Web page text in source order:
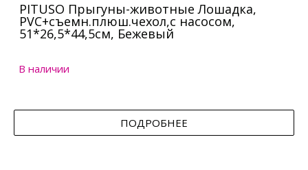
PITUSO Прыгуны-животные Лошадка,
PVC+съемн.плюш.чехол,с насосом,
51*26,5*44,5см, Бежевый
В наличии
ПОДРОБНЕЕ